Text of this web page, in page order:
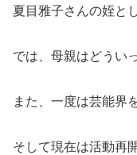
夏目雅子さんの姪と
では、母親はどうい
また、一度は芸能界
そして現在は活動再